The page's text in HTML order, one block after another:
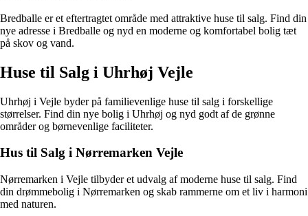
Bredballe er et eftertragtet område med attraktive huse til salg. Find din
nye adresse i Bredballe og nyd en moderne og komfortabel bolig tæt
på skov og vand.
Huse til Salg i Uhrhøj Vejle
Uhrhøj i Vejle byder på familievenlige huse til salg i forskellige
størrelser. Find din nye bolig i Uhrhøj og nyd godt af de grønne
områder og børnevenlige faciliteter.
Hus til Salg i Nørremarken Vejle
Nørremarken i Vejle tilbyder et udvalg af moderne huse til salg. Find
din drømmebolig i Nørremarken og skab rammerne om et liv i harmoni
med naturen.